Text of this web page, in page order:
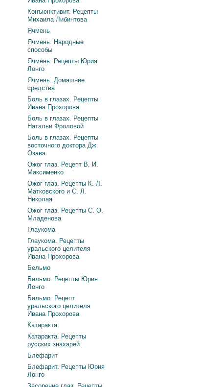
Конъюнктивит. Рецепты
Михаила Либинтова
Ячмень
Ячмень. Народные
способы
Ячмень. Рецепты Юрия
Лонго
Ячмень. Домашние
средства
Боль в глазах. Рецепты
Ивана Прохорова
Боль в глазах. Рецепты
Натальи Фроловой
Боль в глазах. Рецепты
восточного доктора Дж.
Озава
Ожог глаз. Рецепт В. И.
Максименко
Ожог глаз. Рецепты К. Л.
Матковского и С. Л.
Николая
Ожог глаз. Рецепты С. О.
Младенова
Глаукома
Глаукома. Рецепты
уральского целителя
Ивана Прохорова
Бельмо
Бельмо. Рецепты Юрия
Лонго
Бельмо. Рецепт
уральского целителя
Ивана Прохорова
Катаракта
Катаракта. Рецепты
русских знахарей
Блефарит
Блефарит. Рецепты Юрия
Лонго